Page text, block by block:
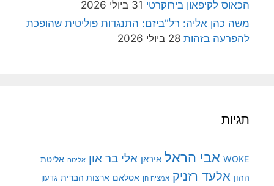
הכאוס לקיפאון בירוקרטי 31 ביולי 2026
משה כהן אליה: רל"ביזם: התנגדות פוליטית שהופכת
להפרעה בזהות 28 ביולי 2026
תגיות
WOKE אבי הראל איראן אלי בר און אליטה אליטת
ההון אלעד רזניק אמציה חן אסלאם ארצות הברית גדעון